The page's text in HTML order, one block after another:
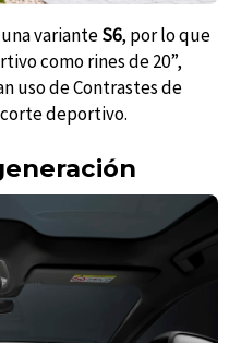
varianteS6, por lo que
como rines de 20”,
uso de Contrastes de
deportivo.